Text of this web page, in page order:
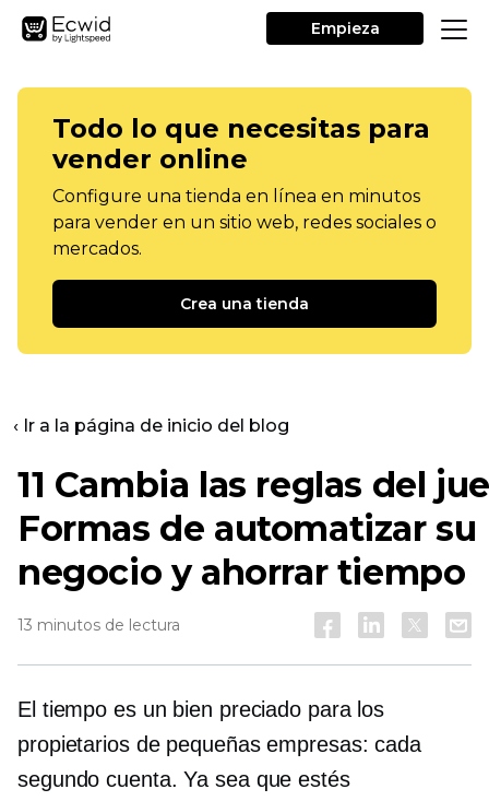
Empieza
Todo lo que necesitas para
vender online
Configure una tienda en línea en minutos
para vender en un sitio web, redes sociales o
mercados.
Crea una tienda
‹ Ir a la página de inicio del blog
11 Cambia las reglas del
Formas de automatizar su
negocio y ahorrar tiempo
13 minutos de lectura
El tiempo es un bien preciado para los
propietarios de pequeñas empresas: cada
segundo cuenta. Ya sea que estés